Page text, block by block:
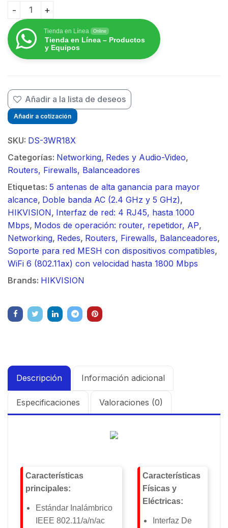
Router Inalámbrico / Wifi 6 / Hasta 1500 Mbps /
Tienda en Línea Online
Tienda en Línea – Productos
y Equipos
Añadir a la lista de deseos
Añadir a cotización
SKU: DS-3WR18X
Categorías: Networking, Redes y Audio-Video,
Routers, Firewalls, Balanceadores
Etiquetas: 5 antenas de alta ganancia para mayor
alcance, Doble banda AC (2.4 GHz y 5 GHz),
HIKVISION, Interfaz de red: 4 RJ45, hasta 1000
Mbps, Modos de operación: router, repetidor, AP,
Networking, Redes, Routers, Firewalls, Balanceadores,
Soporte para red MESH con dispositivos compatibles,
WiFi 6 (802.11ax) con velocidad hasta 1800 Mbps
Brands: HIKVISION
Descripción Información adicional
Especificaciones Valoraciones (0)
Características
principales:
Estándar Inalámbrico
IEEE 802.11/a/n/ac
Características
Físicas y
Eléctricas:
Interfaz De